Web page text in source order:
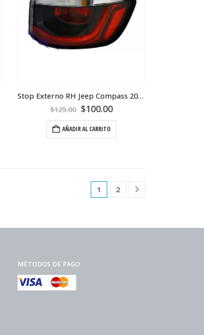
Stop Externo RH Jeep Compass 2019
$125.00 $100.00
AÑADIR AL CARRITO
1 2
MÉTODOS DE PAGO